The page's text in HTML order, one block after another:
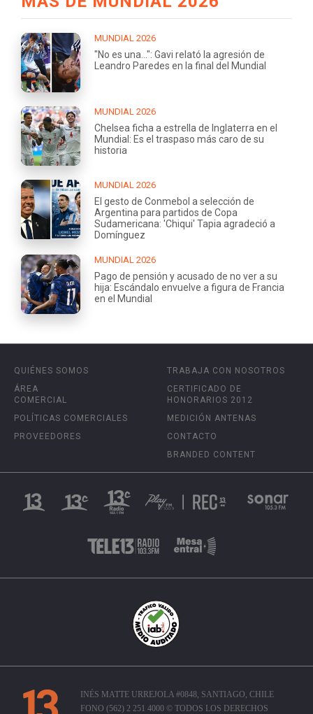
MUNDIAL 2026
"No es una...": Gavi relató la agresión de
Leandro Paredes en la final del Mundial
MUNDIAL 2026
Chelsea ficha a estrella de Inglaterra en el
Mundial: Es el traspaso más caro de su
historia
MUNDIAL 2026
El gesto de Conmebol a selección de
Argentina para partidos de Copa
Sudamericana: 'Chiqui' Tapia agradeció a
Domínguez
MUNDIAL 2026
Pago de pensión y acusado de no ver a su
hija: Escándalo envuelve a figura de Francia
en el Mundial
QUIÉNES SOMOS
ÁREA
COMERCIAL
POLÍTICAS COMERCIALES
PROVEEDORES
TRABAJA CON NOSOTROS
CERTIFICADO DE
HONORARIOS 2012
MEDICIÓN ANTENAS
CONTACTO
BRANDED CONTENT
INÉS MATTE URREJOLA #0848, SANTIAGO, CHILE
FONO (562) 2 251 4000 © TODOS LOS DERECHOS